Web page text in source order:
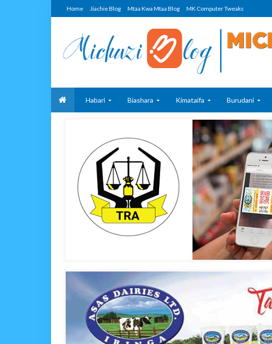
Home Jiachie Blog Mtaa Kwa Mtaa Blog MK Computer Tweaks
Habari Biashara Kimataifa Burudani